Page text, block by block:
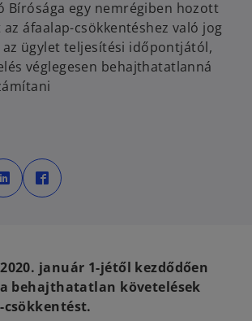
Bírósága egy nemrégiben hozott
áfaalap-csökkentéshez való jog
az ügylet teljesítési időpontjától,
véglegesen behajthatatlanná
o
p
e
n
w
t
b
p
e
t
b
január 1-jétől kezdődően
behajthatatlan követelések